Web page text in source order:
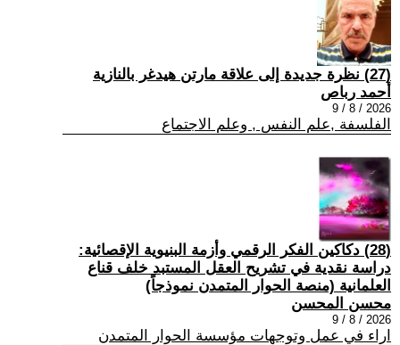
(27) نظرة جديدة إلى علاقة مارتن هيدغر بالنازية
أحمد رباص
2026 / 8 / 9
الفلسفة ,علم النفس , وعلم الاجتماع
(28) دكاكين الفكر الرقمي وأزمة البنيوية الإقصائية:
دراسة نقدية في تشريح العقل المستبد خلف قناع
العلمانية (منصة الحوار المتمدن نموذجاً)
محسن المحسن
2026 / 8 / 9
اراء في عمل وتوجهات مؤسسة الحوار المتمدن